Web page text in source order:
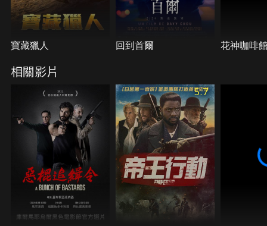
寶藏獵人 回到首爾 花神咖啡
相關影片
5.7